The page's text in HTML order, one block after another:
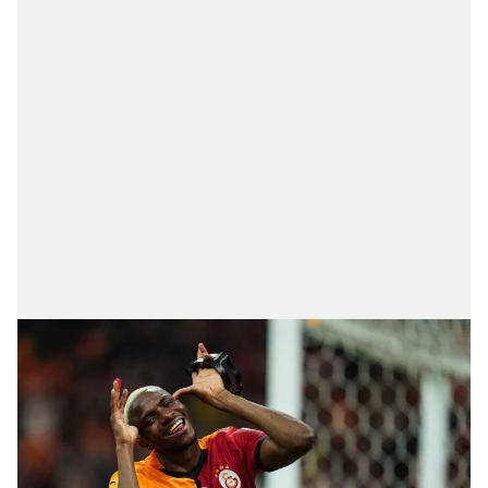
hazırlanmış Aydınlatma Metnimizi okumak ve sitemizde
ilgili mevzuata uygun olarak kullanılan çerezlerle ilgili bilgi
almak için lütfen tıklayınız.